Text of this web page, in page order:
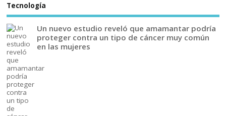
Tecnología
Un nuevo estudio reveló que amamantar podría
proteger contra un tipo de cáncer muy común
en las mujeres